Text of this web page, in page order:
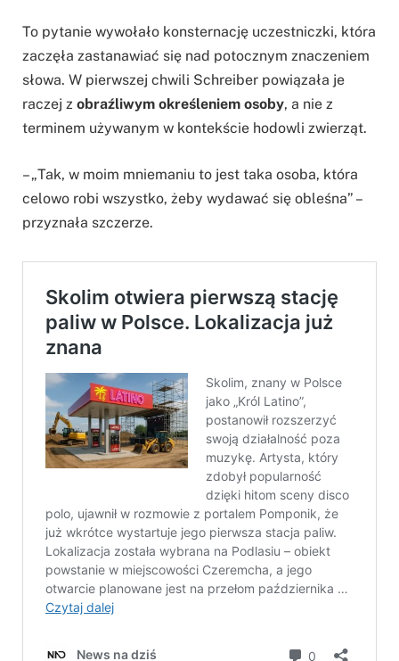
To pytanie wywołało konsternację uczestniczki, która
zaczęła zastanawiać się nad potocznym znaczeniem
słowa. W pierwszej chwili Schreiber powiązała je
raczej z obraźliwym określeniem osoby, a nie z
terminem używanym w kontekście hodowli zwierząt.
– „Tak, w moim mniemaniu to jest taka osoba, która
celowo robi wszystko, żeby wydawać się obleśna” –
przyznała szczerze.